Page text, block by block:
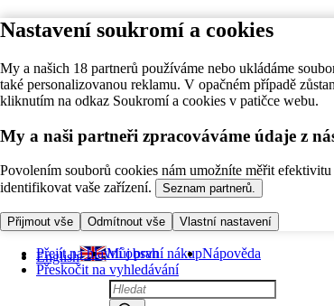
Nastavení soukromí a cookies
My a našich 18 partnerů používáme nebo ukládáme
také personalizovanou reklamu. V opačném případě
kliknutím na odkaz Soukromí a cookies v patičce webu.
My a naši partneři zpracováváme údaje z
Povolením souborů cookies nám umožníte měřit
identifikovat vaše zařízení.
Seznam partnerů.
Přijmout vše Odmítnout vše Vlastní nastavení
Přejít na hlavní obsah
Přeskočit na vyhledávání
English Můj první nákupNápověda